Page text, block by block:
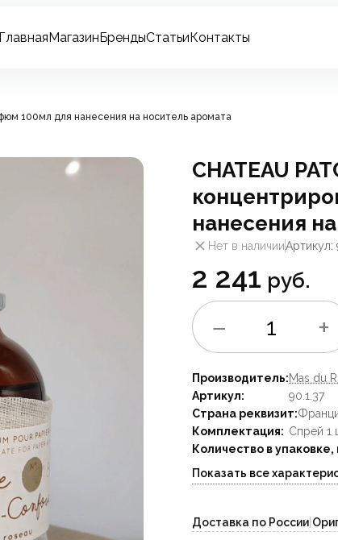
ГлавнаяМагазинБрендыСтатьиКонтакты
100мл для нанесения на носитель аромата
CHATEAU
нанесения
Нет в наличииАртикул:
2 241 руб.
− 1 +
Производитель:Mas du
Артикул:
90.1.37
Страна реквизит:
Комплектация: Спрей 1
Количество в упаковке,
Показать все
Доставка по России